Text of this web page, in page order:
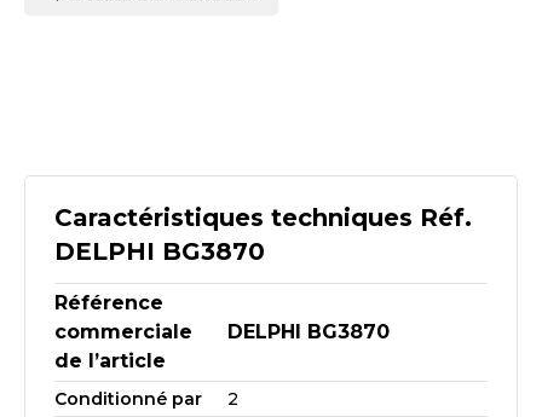
Caractéristiques techniques Réf.
DELPHI BG3870
Référence
commerciale
de l’article
DELPHI BG3870
Conditionné par
2